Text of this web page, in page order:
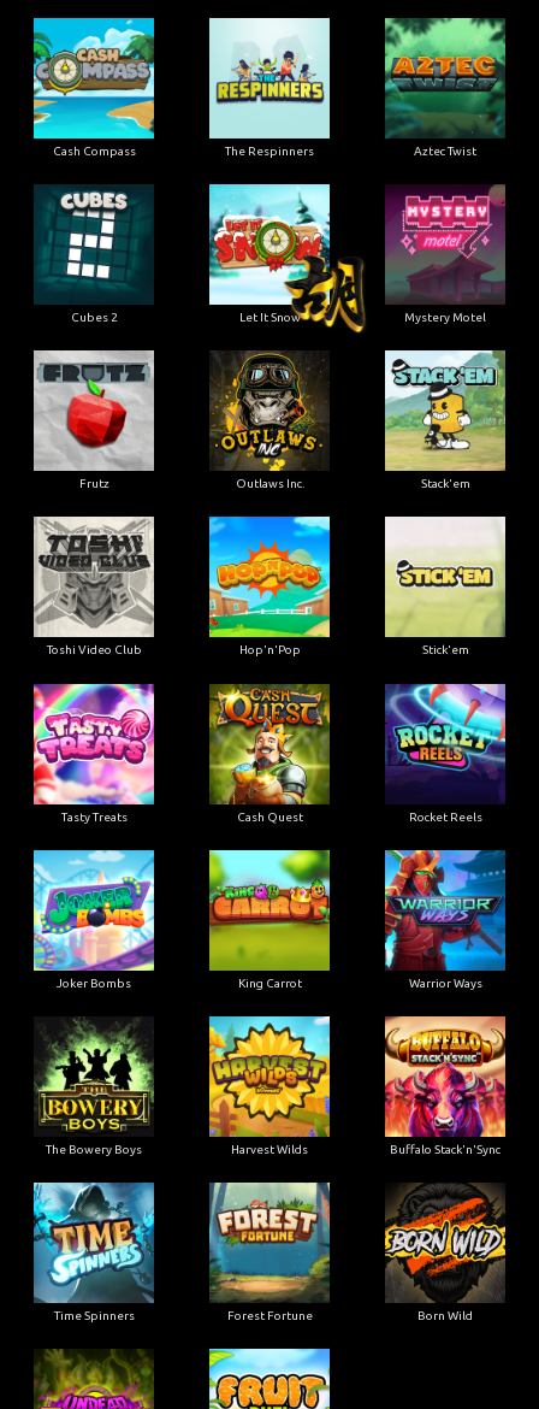
Cash Compass The Respinners Aztec Twist
Cubes 2 Let It Snow Mystery Motel
Frutz Outlaws Inc. Stack'em
Toshi Video Club Hop'n'Pop Stick'em
Tasty Treats Cash Quest Rocket Reels
Joker Bombs King Carrot Warrior Ways
The Bowery Boys Harvest Wilds Buffalo Stack'n'Sync
Time Spinners Forest Fortune Born Wild